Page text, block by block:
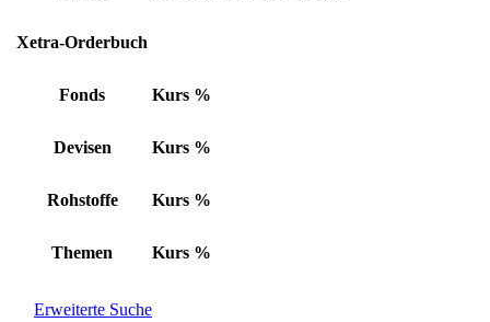
Xetra-Orderbuch
Fonds Kurs %
Devisen Kurs %
Rohstoffe Kurs %
Themen Kurs %
Erweiterte Suche